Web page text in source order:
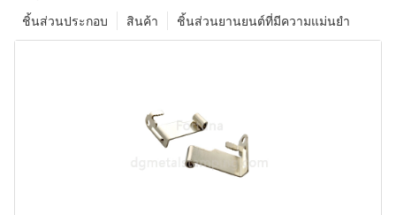
ชิ้นส่วนยานยนต์ที่มีความแม่นยำ
สินค้า
ชิ้นส่วนประกอบ